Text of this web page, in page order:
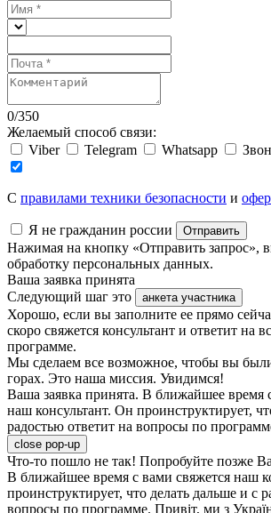
0/350
Желаемый способ связи:
Viber
Telegram Whatsapp
C правилами техники безопасности и
Я не гражданин россии Отправить
Нажимая на кнопку «Отправить запрос»,
обработку персональных данных.
Ваша заявка принята
Следующий шаг это
анкета участника
Хорошо, если вы заполните ее прямо
скоро свяжется консультант и ответит на
программе.
Мы сделаем все возможное, чтобы вы
горах. Это наша миссия. Увидимся!
Ваша заявка принята. В ближайшее время
наш консультант. Он проинструктирует,
радостью ответит на вопросы по
close pop-up
Что-то пошло не так! Попробуйте позже
В ближайшее время с вами свяжется наш
проинструктирует, что делать дальше и с
вопросы по программе. Привіт, ми з